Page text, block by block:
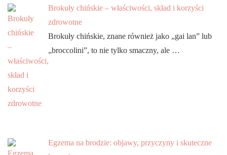
Brokuły chińskie – właściwości, skład i korzyści
zdrowotne
Brokuły chińskie, znane również jako „gai lan” lub
„broccolini”, to nie tylko smaczny, ale …
Egzema na brodzie: objawy, przyczyny i skuteczne